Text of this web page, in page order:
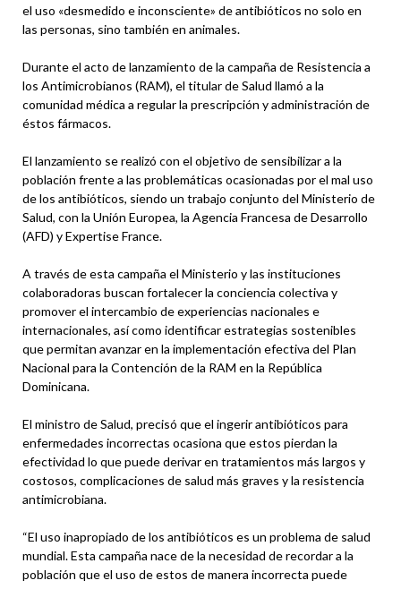
el uso «desmedido e inconsciente» de antibióticos no solo en
las personas, sino también en animales.
Durante el acto de lanzamiento de la campaña de Resistencia a
los Antimicrobianos (RAM), el titular de Salud llamó a la
comunidad médica a regular la prescripción y administración de
éstos fármacos.
El lanzamiento se realizó con el objetivo de sensibilizar a la
población frente a las problemáticas ocasionadas por el mal uso
de los antibióticos, siendo un trabajo conjunto del Ministerio de
Salud, con la Unión Europea, la Agencia Francesa de Desarrollo
(AFD) y Expertise France.
A través de esta campaña el Ministerio y las instituciones
colaboradoras buscan fortalecer la conciencia colectiva y
promover el intercambio de experiencias nacionales e
internacionales, así como identificar estrategias sostenibles
que permitan avanzar en la implementación efectiva del Plan
Nacional para la Contención de la RAM en la República
Dominicana.
El ministro de Salud, precisó que el ingerir antibióticos para
enfermedades incorrectas ocasiona que estos pierdan la
efectividad lo que puede derivar en tratamientos más largos y
costosos, complicaciones de salud más graves y la resistencia
antimicrobiana.
“El uso inapropiado de los antibióticos es un problema de salud
mundial. Esta campaña nace de la necesidad de recordar a la
población que el uso de estos de manera incorrecta puede